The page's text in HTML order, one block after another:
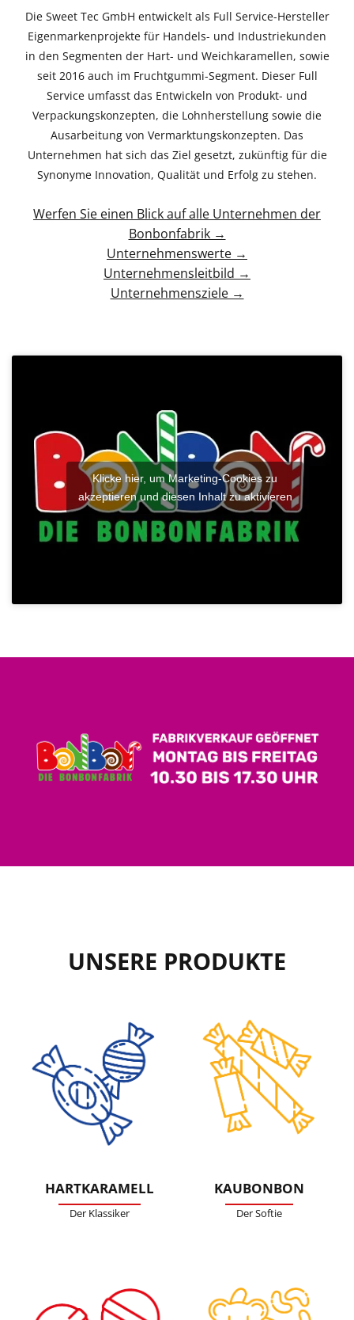
Die Sweet Tec GmbH entwickelt als Full Service-Hersteller
Eigenmarkenprojekte für Handels- und Industriekunden
in den Segmenten der Hart- und Weichkaramellen, sowie
seit 2016 auch im Fruchtgummi-Segment. Dieser Full
Service umfasst das Entwickeln von Produkt- und
Verpackungskonzepten, die Lohnherstellung sowie die
Ausarbeitung von Vermarktungskonzepten. Das
Unternehmen hat sich das Ziel gesetzt, zukünftig für die
Synonyme Innovation, Qualität und Erfolg zu stehen.
Werfen Sie einen Blick auf alle Unternehmen der
Bonbonfabrik →
Unternehmenswerte →
Unternehmensleitbild →
Unternehmensziele →
Klicke hier, um Marketing-Cookies zu
akzeptieren und diesen Inhalt zu aktivieren
UNSERE PRODUKTE
HARTKARAMELL
Der Klassiker
KAUBONBON
Der Softie